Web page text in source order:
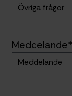
Meddelande*